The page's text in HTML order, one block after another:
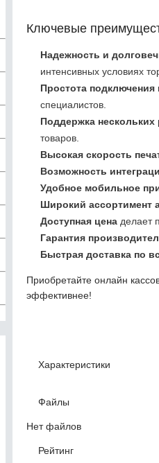
Ключевые
Надежность и
интенсивных условиях
Простота подключения
специалистов.
Поддержка
товаров.
Высокая скорость
Возможность
Удобное мобильное
Широкий ассортимент
Доступная цена делает
Гарантия
Быстрая доставка по
Приобретайте онлайн
эффективнее!
Характеристики
Файлы
Нет файлов
Рейтинг